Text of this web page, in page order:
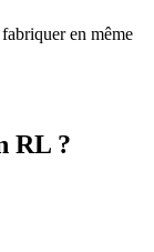
en même
RL ?